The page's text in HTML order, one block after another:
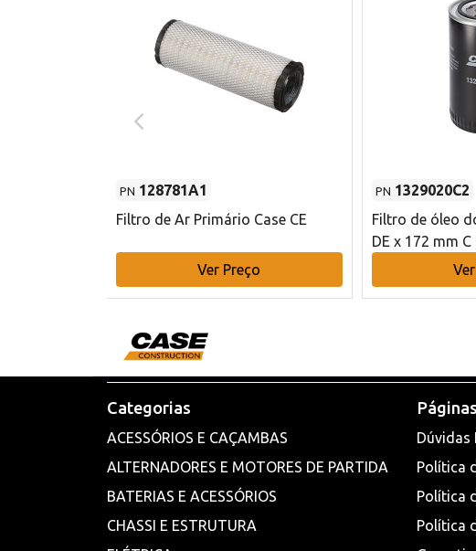
PN 128781A1
Filtro de Ar Primário Case CE
Ver Preço
PN 1329020C2
Filtro de óleo
DE x 172 mm C
Categorias
ACESSÓRIOS E CAÇAMBAS
ALTERNADORES E MOTORES DE PARTIDA
BATERIAS E ACESSÓRIOS
CHASSI E ESTRUTURA
Dúvidas
Política
Política
Política